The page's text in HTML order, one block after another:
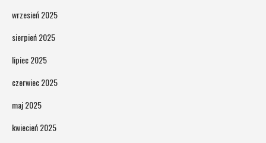
wrzesień 2025
sierpień 2025
lipiec 2025
czerwiec 2025
maj 2025
kwiecień 2025